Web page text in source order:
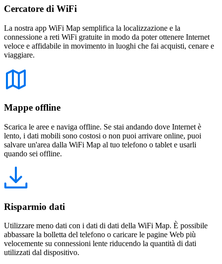
Cercatore di WiFi
La nostra app WiFi Map semplifica la localizzazione e la
connessione a reti WiFi gratuite in modo da poter ottenere Internet
veloce e affidabile in movimento in luoghi che fai acquisti, cenare e
viaggiare.
Mappe offline
Scarica le aree e naviga offline. Se stai andando dove Internet è
lento, i dati mobili sono costosi o non puoi arrivare online, puoi
salvare un'area dalla WiFi Map al tuo telefono o tablet e usarli
quando sei offline.
Risparmio dati
Utilizzare meno dati con i dati di dati della WiFi Map. È possibile
abbassare la bolletta del telefono o caricare le pagine Web più
velocemente su connessioni lente riducendo la quantità di dati
utilizzati dal dispositivo.